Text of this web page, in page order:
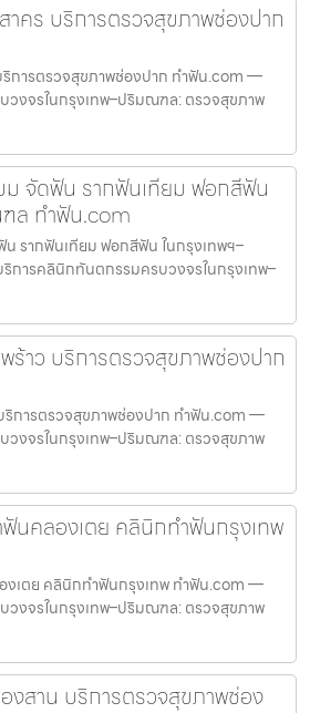
คร บริการตรวจสุขภาพช่องปาก
การตรวจสุขภาพช่องปาก ทำฟัน.com —
งจรในกรุงเทพ–ปริมณฑล: ตรวจสุขภาพ
จัดฟัน รากฟันเทียม ฟอกสีฟัน
ล ทำฟัน.com
รากฟันเทียม ฟอกสีฟัน ในกรุงเทพฯ–
ารคลินิกทันตกรรมครบวงจรในกรุงเทพ–
ร้าว บริการตรวจสุขภาพช่องปาก
ริการตรวจสุขภาพช่องปาก ทำฟัน.com —
งจรในกรุงเทพ–ปริมณฑล: ตรวจสุขภาพ
นคลองเตย คลินิกทำฟันกรุงเทพ
งเตย คลินิกทำฟันกรุงเทพ ทำฟัน.com —
งจรในกรุงเทพ–ปริมณฑล: ตรวจสุขภาพ
สาน บริการตรวจสุขภาพช่อง